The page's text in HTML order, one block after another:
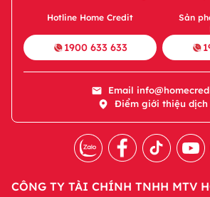
Hotline Home Credit
1900 633 633
Sản
Email
Điểm giới thiệu dịch
CÔNG TY TÀI CHÍNH TNHH MTV